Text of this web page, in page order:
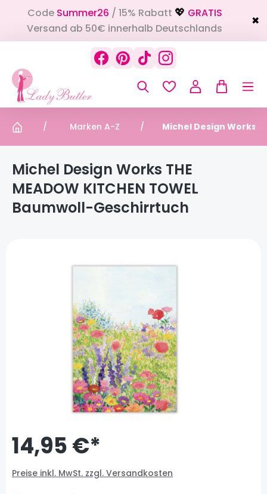
springen
CodeSummer26 / 15% Rabatt 💖 GRATIS
Versand ab 50€ innerhalb Deutschlands
✖
Marken A-Z Michel Design Works
Michel Design Works THE
MEADOW KITCHEN TOWEL
Baumwoll-Geschirrtuch
14,95 €*
Preise inkl. MwSt. zzgl. Versandkosten